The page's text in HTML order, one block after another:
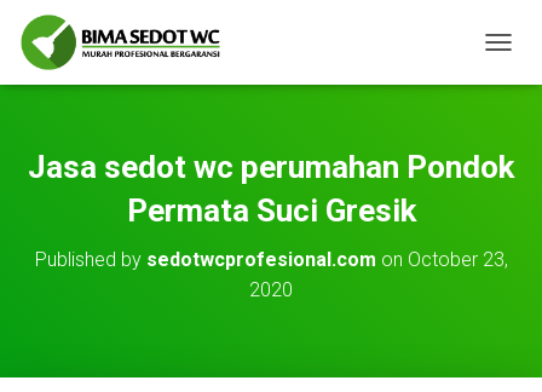
O
L
E
I
O
Jasa sedot wc perumahan Pondok
Permata Suci Gresik
Published by sedotwcprofesional.com on October 23,
2020